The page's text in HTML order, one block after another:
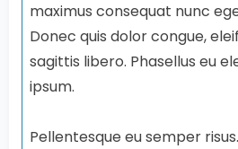
maximus consequat nunc
Donec quis dolor congue,
sagittis libero. Phasellus eu
ipsum.
Pellentesque eu semper